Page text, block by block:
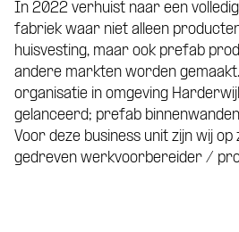
In 2022 verhuist naar een
fabriek waar niet alleen
huisvesting, maar ook prefab
andere markten worden
organisatie in omgeving
gelanceerd; prefab
Voor deze business unit zijn wij
gedreven werkvoorbereider /